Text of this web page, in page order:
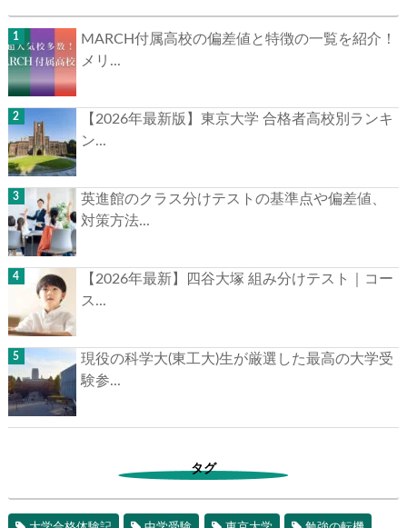
MARCH付属高校の偏差値と特徴の一覧を紹介！
メリ...
【2026年最新版】東京大学 合格者高校別ランキ
ン...
英進館のクラス分けテストの基準点や偏差値、
対策方法...
【2026年最新】四谷大塚 組み分けテスト｜コー
ス...
現役の科学大(東工大)生が厳選した最高の大学受
験参...
タグ